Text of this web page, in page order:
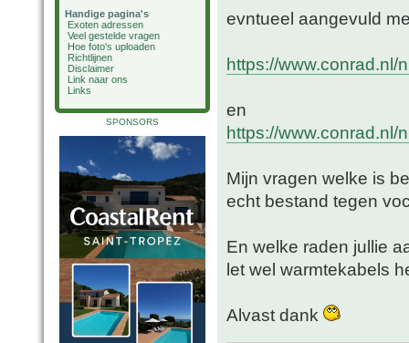
Handige pagina's
Exoten adressen
Veel gestelde vragen
Hoe foto's uploaden
Richtlijnen
Disclaimer
Link naar ons
Links
SPONSORS
evntueel aangevuld
https://www.conrad.nl/
en
https://www.conrad.nl/
Mijn vragen welke is
echt bestand tegen
En welke raden jullie
let wel warmtekabels
Alvast dank